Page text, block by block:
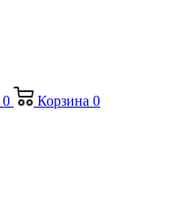
0 Корзина 0